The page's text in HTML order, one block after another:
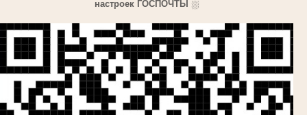
настроек ГОСПОЧТЫ
⛆